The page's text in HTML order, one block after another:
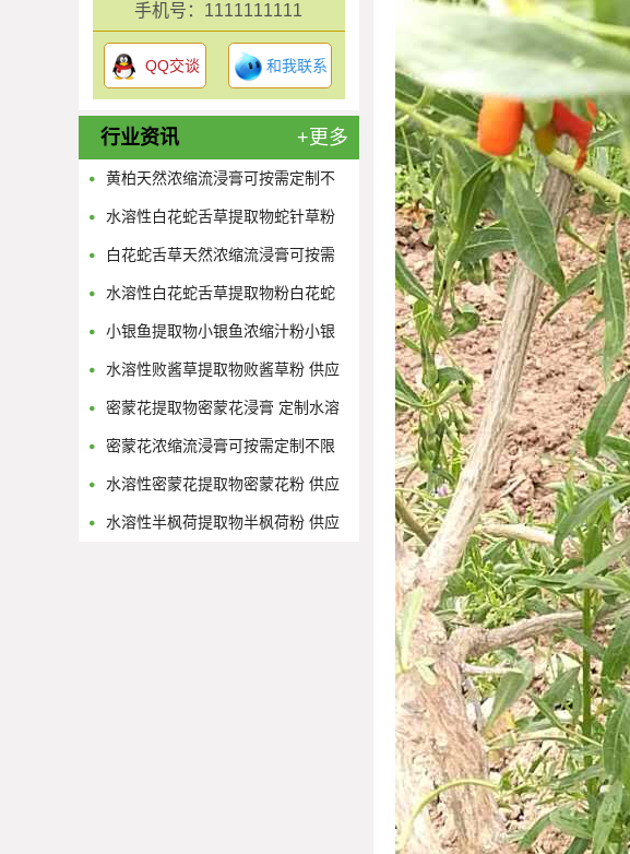
手机号：1111111111
QQ交谈 和我联系
行业资讯 +更多
黄柏天然浓缩流浸膏可按需定制不
限量
水溶性白花蛇舌草提取物蛇针草粉
供应多规格蛇舌草浓缩原液
白花蛇舌草天然浓缩流浸膏可按需
定制不限量
水溶性白花蛇舌草提取物粉白花蛇
舌草浓缩流浸膏
小银鱼提取物小银鱼浓缩汁粉小银
鱼浸膏粉
水溶性败酱草提取物败酱草粉 供应
多规格黄花败酱浓缩原液
密蒙花提取物密蒙花浸膏 定制水溶
性密蒙花浓缩粉
密蒙花浓缩流浸膏可按需定制不限
量
水溶性密蒙花提取物密蒙花粉 供应
多规格密蒙花浓缩原液
水溶性半枫荷提取物半枫荷粉 供应